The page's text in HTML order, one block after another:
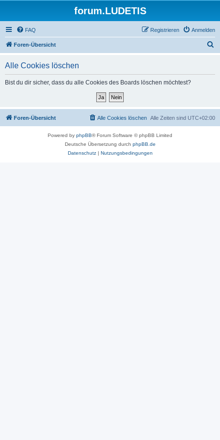
forum.LUDETIS
FAQ Anmelden
Registrieren
Foren-Übersicht
Alle Cookies löschen
Bist du dir sicher, dass du alle Cookies des Boards löschen möchtest?
Foren-Übersicht Alle Zeiten sind UTC+02:00
Alle Cookies löschen
Powered by phpBB® Forum Software © phpBB Limited
Deutsche Übersetzung durch phpBB.de
Datenschutz| Nutzungsbedingungen